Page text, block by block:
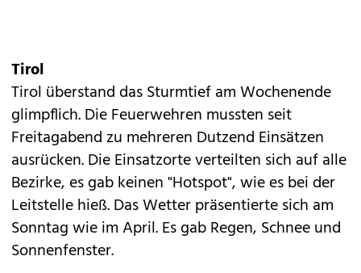
Tirol
Tirol überstand das Sturmtief am Wochenende
glimpflich. Die Feuerwehren mussten seit
Freitagabend zu mehreren Dutzend Einsätzen
ausrücken. Die Einsatzorte verteilten sich auf alle
Bezirke, es gab keinen "Hotspot", wie es bei der
Leitstelle hieß. Das Wetter präsentierte sich am
Sonntag wie im April. Es gab Regen, Schnee und
Sonnenfenster.